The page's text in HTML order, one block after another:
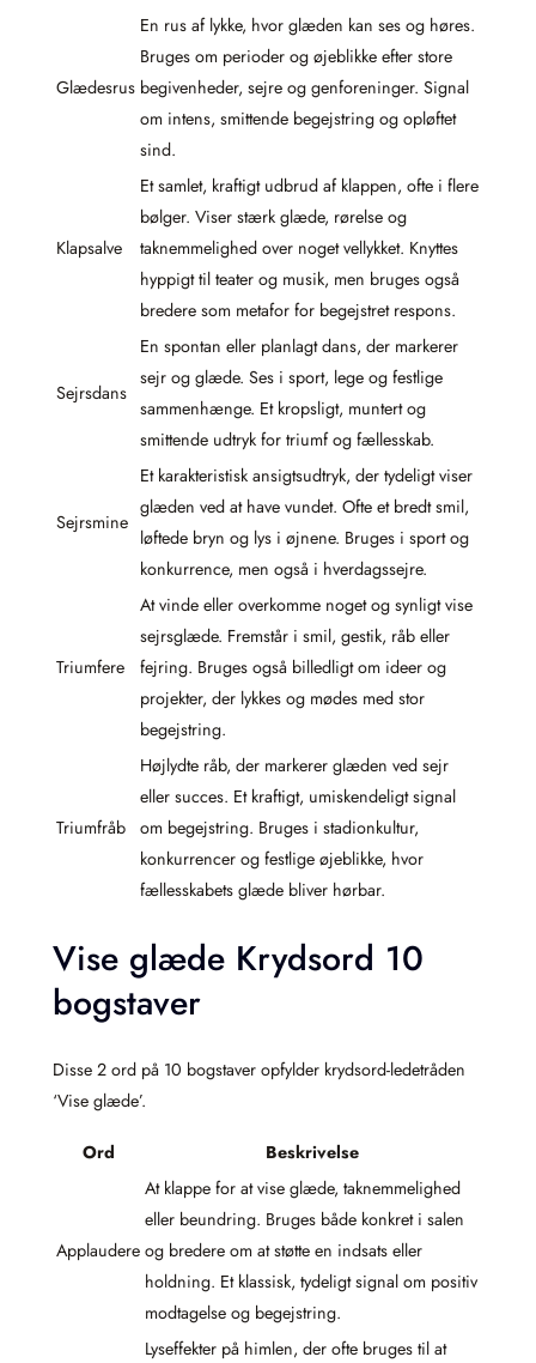
Glædesrus
En rus af lykke, hvor glæden kan ses og høres.
Bruges om perioder og øjeblikke efter store
begivenheder, sejre og genforeninger. Signal
om intens, smittende begejstring og opløftet
sind.
Klapsalve
Et samlet, kraftigt udbrud af klappen, ofte i flere
bølger. Viser stærk glæde, rørelse og
taknemmelighed over noget vellykket. Knyttes
hyppigt til teater og musik, men bruges også
bredere som metafor for begejstret respons.
Sejrsdans
En spontan eller planlagt dans, der markerer
sejr og glæde. Ses i sport, lege og festlige
sammenhænge. Et kropsligt, muntert og
smittende udtryk for triumf og fællesskab.
Sejrsmine
Et karakteristisk ansigtsudtryk, der tydeligt viser
glæden ved at have vundet. Ofte et bredt smil,
løftede bryn og lys i øjnene. Bruges i sport og
konkurrence, men også i hverdagssejre.
Triumfere
At vinde eller overkomme noget og synligt vise
sejrsglæde. Fremstår i smil, gestik, råb eller
fejring. Bruges også billedligt om ideer og
projekter, der lykkes og mødes med stor
begejstring.
Triumfråb
Højlydte råb, der markerer glæden ved sejr
eller succes. Et kraftigt, umiskendeligt signal
om begejstring. Bruges i stadionkultur,
konkurrencer og festlige øjeblikke, hvor
fællesskabets glæde bliver hørbar.
Vise glæde Krydsord 10
bogstaver
Disse 2 ord på 10 bogstaver opfylder krydsord-ledetråden
‘Vise glæde’.
Ord Beskrivelse
Applaudere
At klappe for at vise glæde, taknemmelighed
eller beundring. Bruges både konkret i salen
og bredere om at støtte en indsats eller
holdning. Et klassisk, tydeligt signal om positiv
modtagelse og begejstring.
Lyseffekter på himlen, der ofte bruges til at